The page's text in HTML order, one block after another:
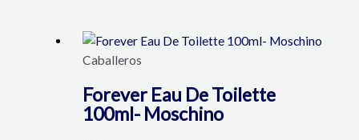
Caballeros
Forever Eau De Toilette
100ml- Moschino